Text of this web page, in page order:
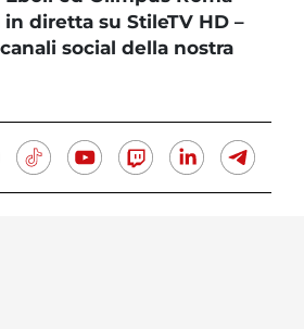
in diretta su StileTV HD –
social della nostra